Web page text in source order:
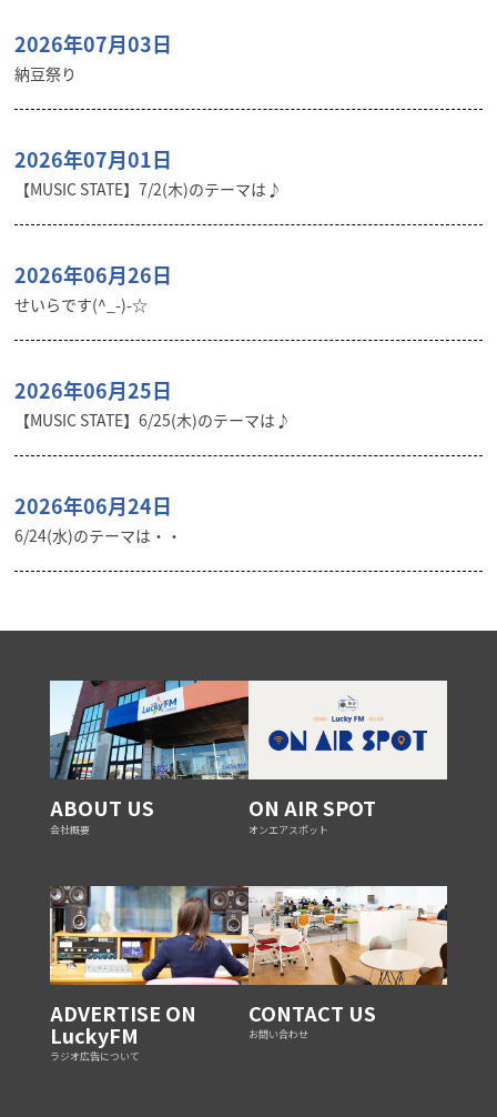
2026年07月03日
納豆祭り
2026年07月01日
【MUSIC STATE】7/2(木)のテーマは♪
2026年06月26日
せいらです(^_-)-☆
2026年06月25日
【MUSIC STATE】6/25(木)のテーマは♪
2026年06月24日
6/24(水)のテーマは・・
ABOUT US
会社概要
ON AIR SPOT
オンエアスポット
ADVERTISE ON
LuckyFM
ラジオ広告について
CONTACT US
お問い合わせ